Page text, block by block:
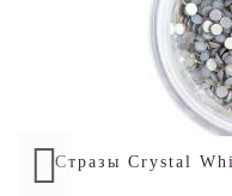
Стразы Crystal